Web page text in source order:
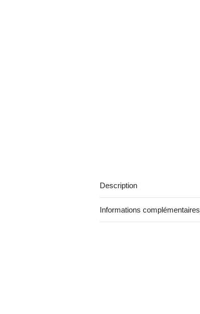
Description
Informations complémentaires